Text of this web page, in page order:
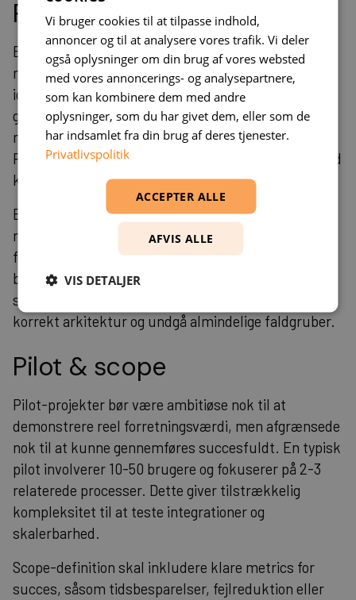
Roadmap: Fra PoC til drift
En struktureret tilgang til implementering starter
med en proof-of-concept fase, hvor virksomheden
identificerer og tester en specifik use case. Dette
giver værdifuld erfaring med platformen og hjælper
med at identificere potentielle udfordringer tidligt.
PoC-fasen bør fokusere på en afgrænset proces med
klare succeskriterier.
Efter succesfuld PoC følger pilot-implementering
med udvalgte brugere og processer. Denne fase
fokuserer på at etablere best practices, træne
brugere og optimere performance.
support kan være kritisk i denne fase for at sikre
korrekt arkitektur og undgå almindelige faldgruber.
Pilot & scope
Pilot-projekter bør være ambitiøse nok til at
demonstrere reel forretningsværdi, men afgrænsede
nok til at kunne gennemføres succesfuldt. En typisk
pilot involverer 10-50 brugere og fokuserer på 2-3
relaterede processer. Dette giver tilstrækkelig
kompleksitet til at teste integrationer og
skalerbarhed.
Scope-definition skal inkludere klare metrics for
succes, såsom tidsbesparelser, fejlreduktion eller
Vi bruger cookies til at tilpasse indhold,
annoncer og til at analysere vores trafik. Vi deler
også oplysninger om din brug af vores websted
med vores annoncerings- og analysepartnere,
som kan kombinere dem med andre
oplysninger, som du har givet dem, eller som de
har indsamlet fra din brug af deres tjenester.
Privatlivspolitik
ACCEPTER ALLE
AFVIS ALLE
VIS DETALJER